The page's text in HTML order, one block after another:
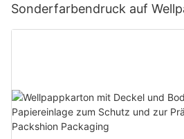
Sonderfarbendruck auf
Setverpackungen –